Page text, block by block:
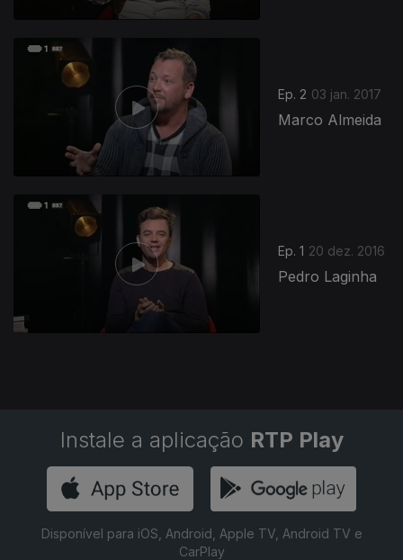
Ep. 2 03 jan. 2017
Marco Almeida
Ep. 1 20 dez. 2016
Pedro Laginha
265111
Instale a aplicação RTP Play
Disponível para iOS, Android, Apple TV, Android TV e
CarPlay